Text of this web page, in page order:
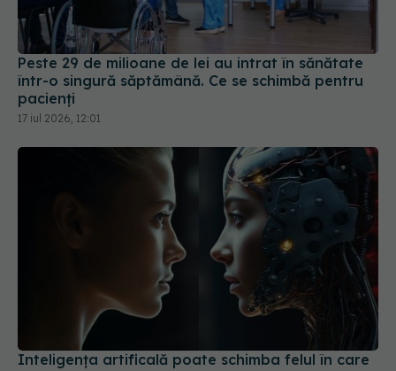
Peste 29 de milioane de lei au intrat în sănătate
într-o singură săptămână. Ce se schimbă pentru
pacienți
17 iul 2026, 12:01
Inteligența artificală poate schimba felul în care
oamenii învață empatia sau gestionarea
conflictelor